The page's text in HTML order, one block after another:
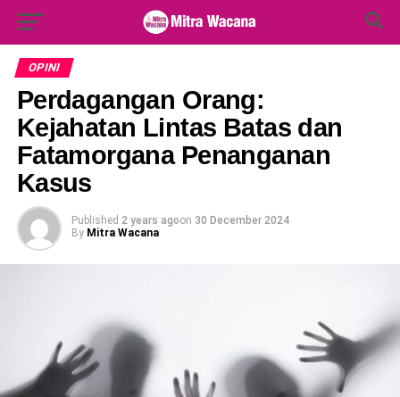
for:
OPINI
Perdagangan Orang:
Kejahatan Lintas Batas dan
Fatamorgana Penanganan
Kasus
Published 2 years agoon 30 December 2024
By Mitra Wacana